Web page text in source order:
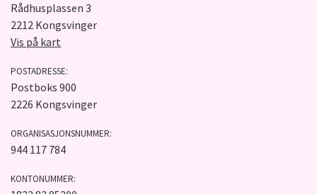
Rådhusplassen 3
2212 Kongsvinger
Vis på kart
POSTADRESSE:
Postboks 900
2226 Kongsvinger
ORGANISASJONSNUMMER:
944 117 784
KONTONUMMER: